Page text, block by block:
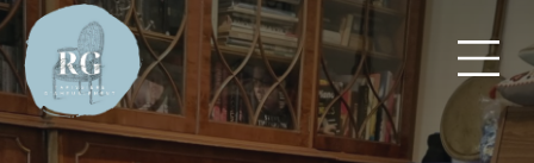
Panneau de gestion des cookies